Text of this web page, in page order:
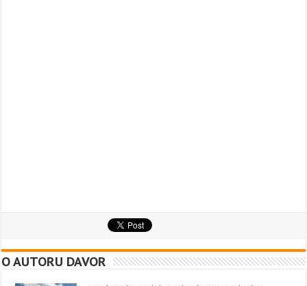
O AUTORU DAVOR